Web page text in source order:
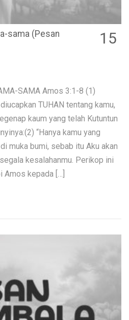
sama (Pesan
15
SAMA Amos 3:1-8 (1)
TUHAN tentang kamu,
kaum yang telah Kutuntun
“Hanya kamu yang
muka bumi, sebab itu Aku akan
kesalahanmu. Perikop ini
Amos kepada […]